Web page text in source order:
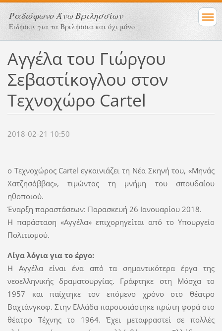
Ραδιόφωνο Άνω Βριλησσίων
Ειδήσεις για τα Βριλήσσια και όχι μόνο
Αγγέλα του Γιώργου
Σεβαστίκογλου στον
Τεχνοχώρο Cartel
2018-02-21 10:50
ο Τεχνοχώρος Cartel εγκαινιάζει τη Νέα Σκηνή του, «Μηνάς
Χατζησάββας», τιμώντας τη μνήμη του σπουδαίου
ηθοποιού.
Έναρξη παραστάσεων: Παρασκευή 26 Ιανουαρίου 2018.
Η παράσταση «Αγγέλα» επιχορηγείται από το Υπουργείο
Πολιτισμού.
Λίγα λόγια για το έργο:
Η Αγγέλα είναι ένα από τα σημαντικότερα έργα της
νεοελληνικής δραματουργίας. Γράφτηκε στη Μόσχα το
1957 και παίχτηκε τον επόμενο χρόνο στο θέατρο
Βαχτάνγκοφ. Στην Ελλάδα παρουσιάστηκε πρώτη φορά στο
θέατρο Τέχνης το 1964. Έχει μεταφραστεί σε πολλές